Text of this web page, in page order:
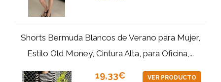
Shorts Bermuda Blancos de Verano para Mujer,
Estilo Old Money, Cintura Alta, para Oficina,...
19,33€ VER PRODUCTO